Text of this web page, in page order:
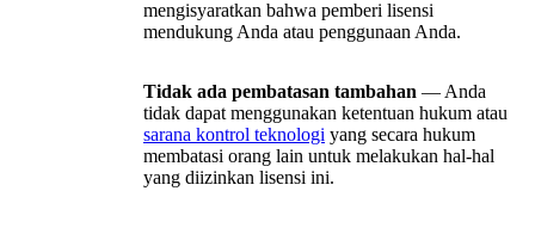
mengisyaratkan bahwa pemberi lisensi
mendukung Anda atau penggunaan Anda.
Tidak ada pembatasan tambahan — Anda
tidak dapat menggunakan ketentuan hukum atau
sarana kontrol teknologi yang secara hukum
membatasi orang lain untuk melakukan hal-hal
yang diizinkan lisensi ini.